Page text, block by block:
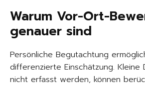
Warum Vor-Ort-
genauer sind
Persönliche Begutachtung
differenzierte Einschätzung. Kleine
nicht erfasst werden, können